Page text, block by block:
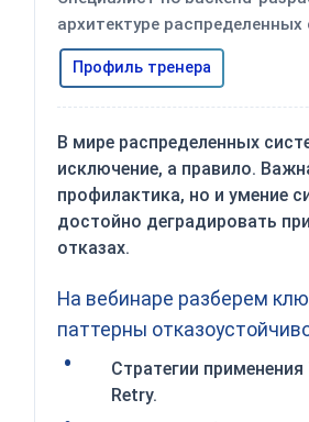
архитектуре распределенных
Профиль тренера
В мире распределенных
исключение, а правило.
профилактика, но и умение
достойно деградировать
отказах.
На вебинаре разберем
паттерны
Стратегии
Retry.